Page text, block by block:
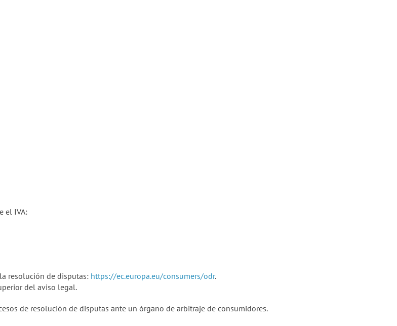
el IVA:
resolución de disputas: https://ec.europa.eu/consumers/odr.
del aviso legal.
de resolución de disputas ante un órgano de arbitraje de consumidores.